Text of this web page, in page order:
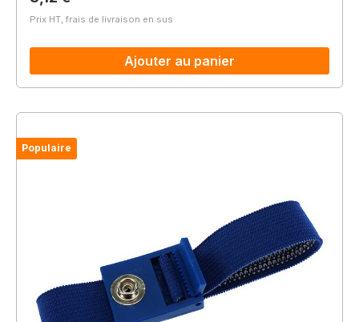
Prix HT, frais de livraison en sus
Ajouter au panier
Populaire